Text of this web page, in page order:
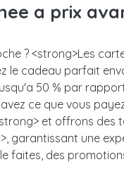
a prix
? <strong>Les
le cadeau parfait
50 % par
ce que vous
et offrons des
garantissant une
faites, des